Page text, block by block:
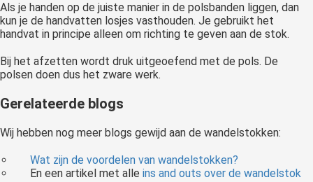
Als je handen op de juiste manier in de polsbanden liggen, dan
kun je de handvatten losjes vasthouden. Je gebruikt het
handvat in principe alleen om richting te geven aan de stok.
Bij het afzetten wordt druk uitgeoefend met de pols. De
polsen doen dus het zware werk.
Gerelateerde blogs
Wij hebben nog meer blogs gewijd aan de wandelstokken:
Wat zijn de voordelen van wandelstokken?
En een artikel met alleins and outs over de wandelstok